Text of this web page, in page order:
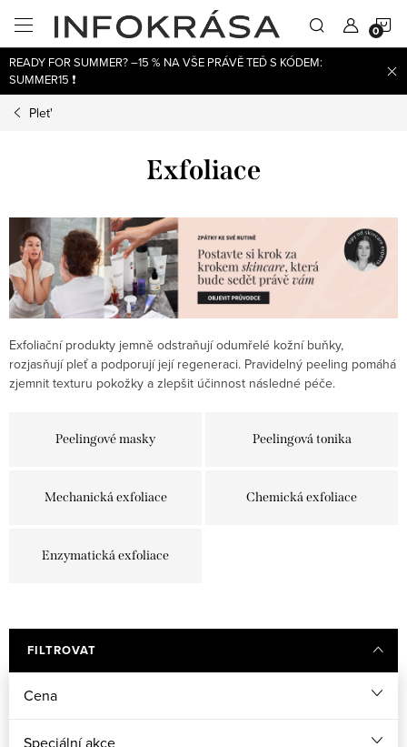
obsah
READY FOR SUMMER? –15 % NA VŠE PRÁVĚ TEĎ S KÓDEM:
SUMMER15 ❗
Plet'
Exfoliace
Exfoliační produkty jemně odstraňují odumřelé kožní buňky,
rozjasňují pleť a podporují její regeneraci. Pravidelný peeling pomáhá
zjemnit texturu pokožky a zlepšit účinnost následné péče.
Peelingové masky Peelingová tonika
Mechanická exfoliace Chemická exfoliace
Enzymatická exfoliace
FILTROVAT
Cena
Speciální akce